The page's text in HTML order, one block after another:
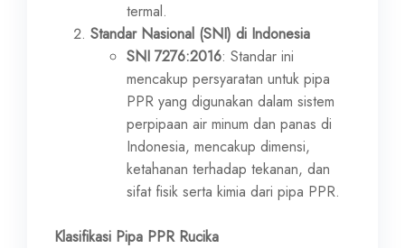
termal.
Standar Nasional (SNI) di Indonesia
SNI 7276:2016: Standar ini
mencakup persyaratan untuk pipa
PPR yang digunakan dalam sistem
perpipaan air minum dan panas di
Indonesia, mencakup dimensi,
ketahanan terhadap tekanan, dan
sifat fisik serta kimia dari pipa PPR.
Klasifikasi Pipa PPR Rucika